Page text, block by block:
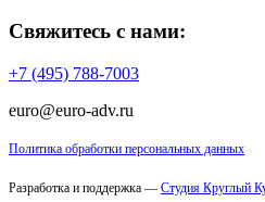
Свяжитесь с нами:
+7 (495) 788-7003
euro@euro-adv.ru
Политика обработки персональных данных
Разработка и поддержка — Студия Круглый